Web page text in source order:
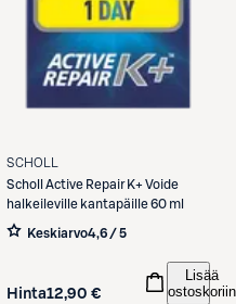
SCHOLL
Scholl
Active Repair K+ Voide
halkeileville kantapäille 60 ml
Keskiarvo4,6 / 5
Hinta12,90 €
Lisää
ostoskoriin